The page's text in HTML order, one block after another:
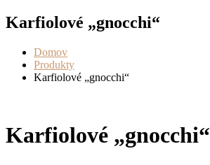
Karfiolové „gnocchi“
Domov
Produkty
Karfiolové „gnocchi“
Karfiolové „gnocchi“